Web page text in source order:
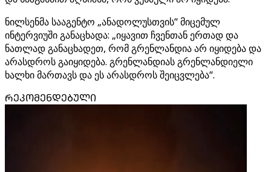
ნილსენმა სააგენტო „ანადოლუსთვის“ მიცემულ
ინტერვიუში განაცხადა: „იყავით ჩვენთან ერთად და
ნათლად განაცხადეთ, რომ გრენლანდია არ იყიდება და
არასდროს გაიყიდება. გრენლანდიას გრენლანდიელი
ხალხი მართავს და ეს არასდროს შეიცვლება“.
ᲠᲔᲙᲝᲛᲔᲜᲓᲔᲑᲣᲚᲘ